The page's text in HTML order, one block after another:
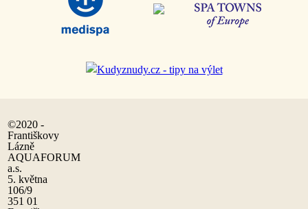
©2020 -
Františkovy
Lázně
AQUAFORUM
a.s.
5. května
106/9
351 01